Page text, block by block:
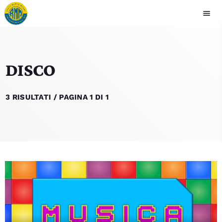
menu
play_arrow RADIO MEANO
RUBRICHE
CONTATTI
CLASSIFICA
DISCO
3 RISULTATI / PAGINA 1 DI 1